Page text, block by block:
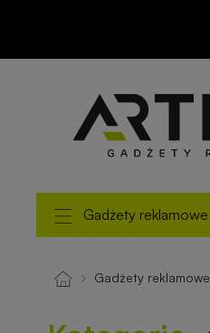
Gadżety reklamowe
Gadżety reklamowe